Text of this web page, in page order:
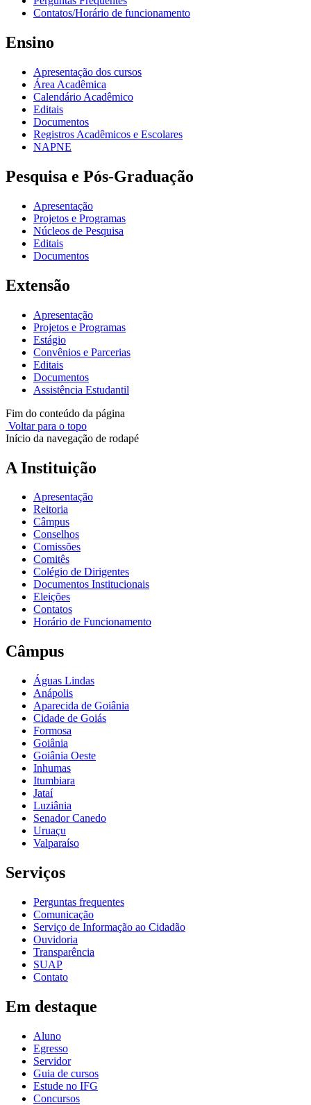
Contatos/Horário de funcionamento
Ensino
Apresentação dos cursos
Área Acadêmica
Calendário Acadêmico
Editais
Documentos
Registros Acadêmicos e Escolares
NAPNE
Pesquisa e Pós-Graduação
Apresentação
Projetos e Programas
Núcleos de Pesquisa
Editais
Documentos
Extensão
Apresentação
Projetos e Programas
Estágio
Convênios e Parcerias
Editais
Documentos
Assistência Estudantil
Fim do conteúdo da página
Voltar para o topo
Início da navegação de rodapé
A Instituição
Apresentação
Reitoria
Câmpus
Conselhos
Comissões
Comitês
Colégio de Dirigentes
Documentos Institucionais
Eleições
Contatos
Horário de Funcionamento
Câmpus
Águas Lindas
Anápolis
Aparecida de Goiânia
Cidade de Goiás
Formosa
Goiânia
Goiânia Oeste
Inhumas
Itumbiara
Jataí
Luziânia
Senador Canedo
Uruaçu
Valparaíso
Serviços
Perguntas frequentes
Comunicação
Serviço de Informação ao Cidadão
Ouvidoria
Transparência
SUAP
Contato
Em destaque
Aluno
Egresso
Servidor
Guia de cursos
Estude no IFG
Concursos